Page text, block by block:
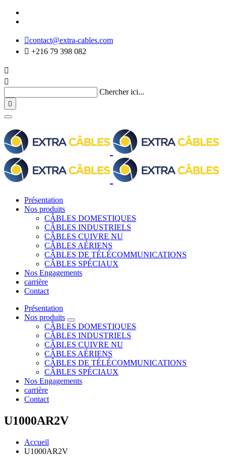
contact@extra-cables.com
 +216 79 398 082


Chercher ici...

Présentation
Nos produits
CÂBLES DOMESTIQUES
CÂBLES INDUSTRIELS
CÂBLES CUIVRE NU
CÂBLES AÉRIENS
CÂBLES DE TÉLÉCOMMUNICATIONS
CÂBLES SPÉCIAUX
Nos Engagements
carrière
Contact
Présentation
Nos produits
CÂBLES DOMESTIQUES
CÂBLES INDUSTRIELS
CÂBLES CUIVRE NU
CÂBLES AÉRIENS
CÂBLES DE TÉLÉCOMMUNICATIONS
CÂBLES SPÉCIAUX
Nos Engagements
carrière
Contact
U1000AR2V
Accueil
U1000AR2V